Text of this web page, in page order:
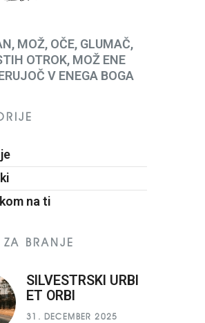
MOŽ, OČE, GLUMAČ,
OTROK, MOŽ ENE
V ENEGA BOGA
na ti
BRANJE
SILVESTRSKI URBI
ET ORBI
31. DECEMBER 2025